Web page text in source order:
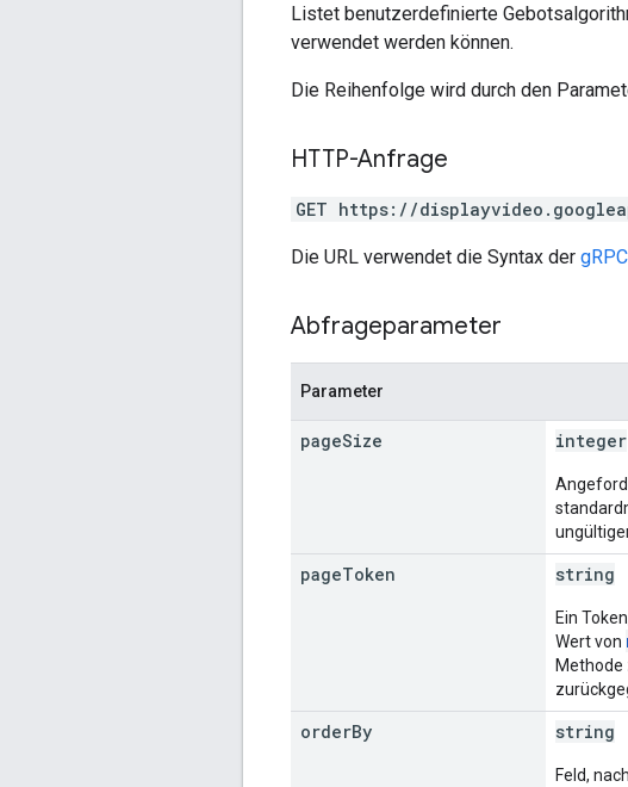
Listet benutzerdefinierte
verwendet werden können.
Die Reihenfolge wird durch den
HTTP-Anfrage
GET https://
Die URL verwendet die Syntax der
Abfrageparameter
Parameter
pageSize integer
pageToken string
Ein
Wert von
Methode
orderBy string
Feld,